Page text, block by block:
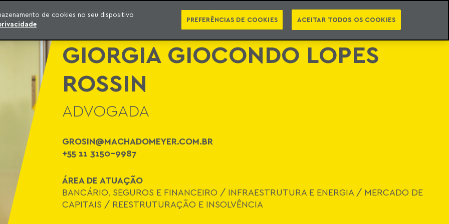
ÁREAS DE ATUAÇÃO ADVOGADOS PRÊMIOS E RECONHECIMENTOS CONTATO NEWSLETTER PT EN INTELIGÊNCIA JURÍDICA
GIORGIA GIOCONDO LOPES
ROSSIN
ADVOGADA
GROSIN@MACHADOMEYER.COM.BR
+55 11 3150-9987
ÁREA DE ATUAÇÃO
BANCÁRIO, SEGUROS E FINANCEIRO / INFRAESTRUTURA E ENERGIA / MERCADO DE
CAPITAIS / REESTRUTURAÇÃO E INSOLVÊNCIA
de cookies no seu dispositivo
PREFERÊNCIAS DE COOKIES ACEITAR TODOS OS COOKIES